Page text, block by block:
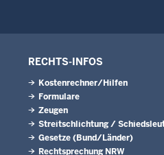
RECHTS-INFOS
Kostenrechner/Hilfen
Formulare
Zeugen
Streitschlichtung /
Gesetze (Bund/Länder)
Rechtsprechung NRW